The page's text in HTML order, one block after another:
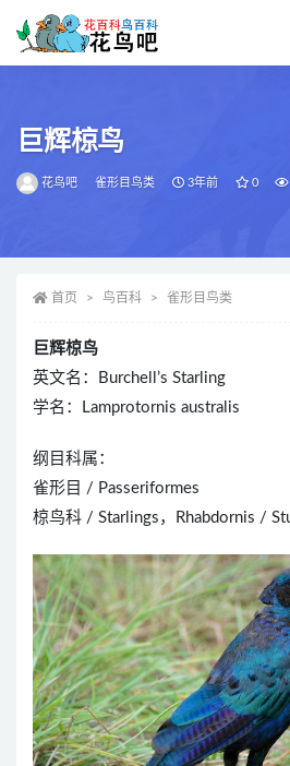
巨辉椋鸟
花鸟吧 雀形目鸟类 3年前 0
首页 鸟百科 雀形目鸟类
巨辉椋鸟
英文名：Burchell’s Starling
学名：Lamprotornis australis
纲目科属：
雀形目 / Passeriformes
椋鸟科 / Starlings，Rhabdornis /